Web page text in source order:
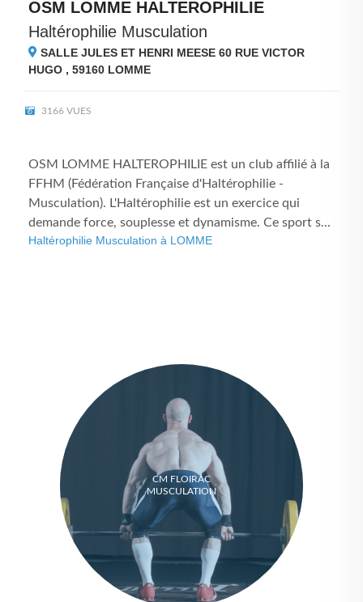
OSM LOMME HALTEROPHILIE
Haltérophilie Musculation
SALLE JULES ET HENRI MEESE 60 RUE VICTOR
HUGO , 59160 LOMME
3166 VUES
OSM LOMME HALTEROPHILIE est un club affilié à la
FFHM (Fédération Française d'Haltérophilie -
Musculation). L'Haltérophilie est un exercice qui
demande force, souplesse et dynamisme. Ce sport s...
Haltérophilie Musculation à LOMME
CM FLOIRAC
MUSCULATION